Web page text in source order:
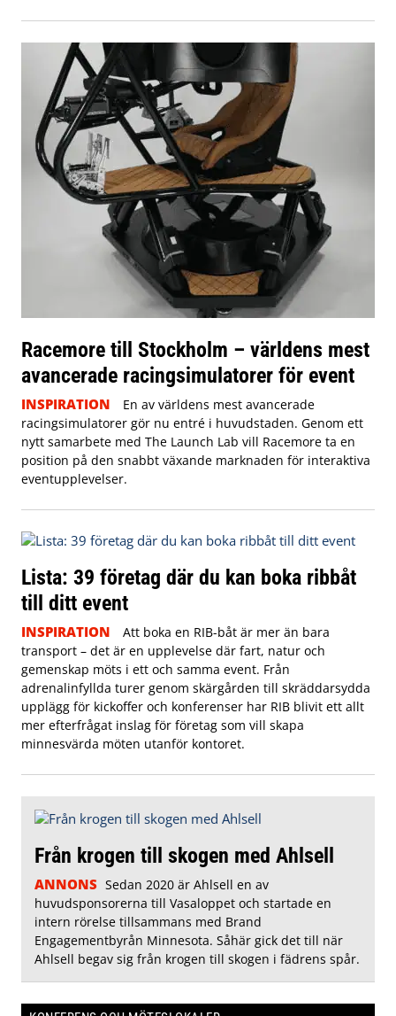
Racemore till Stockholm – världens mest
avancerade racingsimulatorer för event
INSPIRATION
En av världens mest avancerade
racingsimulatorer gör nu entré i huvudstaden. Genom ett
nytt samarbete med The Launch Lab vill Racemore ta en
position på den snabbt växande marknaden för interaktiva
eventupplevelser.
Lista: 39 företag där du kan boka ribbåt
till ditt event
INSPIRATION
Att boka en RIB-båt är mer än bara
transport – det är en upplevelse där fart, natur och
gemenskap möts i ett och samma event. Från
adrenalinfyllda turer genom skärgården till skräddarsydda
upplägg för kickoffer och konferenser har RIB blivit ett allt
mer efterfrågat inslag för företag som vill skapa
minnesvärda möten utanför kontoret.
Från krogen till skogen med Ahlsell
ANNONS Sedan 2020 är Ahlsell en av
huvudsponsorerna till Vasaloppet och startade en
intern rörelse tillsammans med Brand
Engagementbyrån Minnesota. Såhär gick det till när
Ahlsell begav sig från krogen till skogen i fädrens spår.